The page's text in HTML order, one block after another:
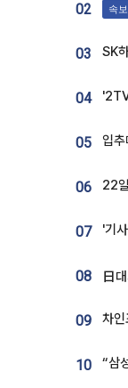
02 속보
03
04
05
06
07 '기
08
09
10